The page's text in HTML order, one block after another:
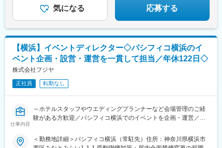
気になる 応募する
【横浜】イベントディレクター◇パシフィコ横浜のイ
ベント企画・設営・運営を一貫して担当／年休122日◇
株式会社フジヤ
正社員 転勤なし
仕事内容
～ホテルスタッフやウエディングプランナーなど会場管理のご経
験がある方歓迎／パシフィコ横浜でのイベントを企画・運営／創
／福利厚生充実◎～
＜勤務地詳細＞パシフィコ横浜（常駐先）住所：神奈川県横浜市